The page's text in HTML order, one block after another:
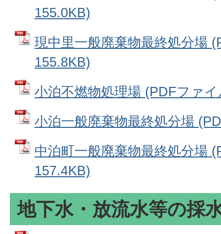
155.0KB)
現中里一般廃棄物最終処分場
155.8KB)
小泊不燃物処理場 (PDFファ
小泊一般廃棄物最終処分場
中泊町一般廃棄物最終処分場
157.4KB)
地下水・放流水等の採